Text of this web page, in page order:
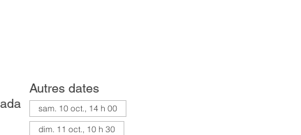
Autres dates
sam. 10 oct., 14 h 00
dim. 11 oct., 10 h 30